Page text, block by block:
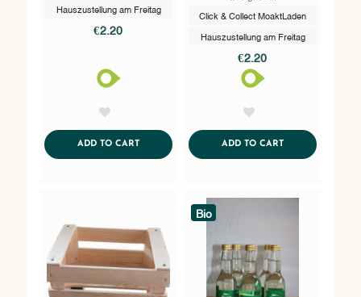
Hauszustellung am Freitag
€2.20
ADD TO CARTADDTOCART
Click & Collect MoaktLaden
Hauszustellung am Freitag
€2.20
ADD TO CARTADDTOCART
Bio